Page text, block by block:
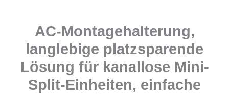
AC-Montagehalterung,
langlebige platzsparende
Lösung für kanallose Mini-
Split-Einheiten, einfache